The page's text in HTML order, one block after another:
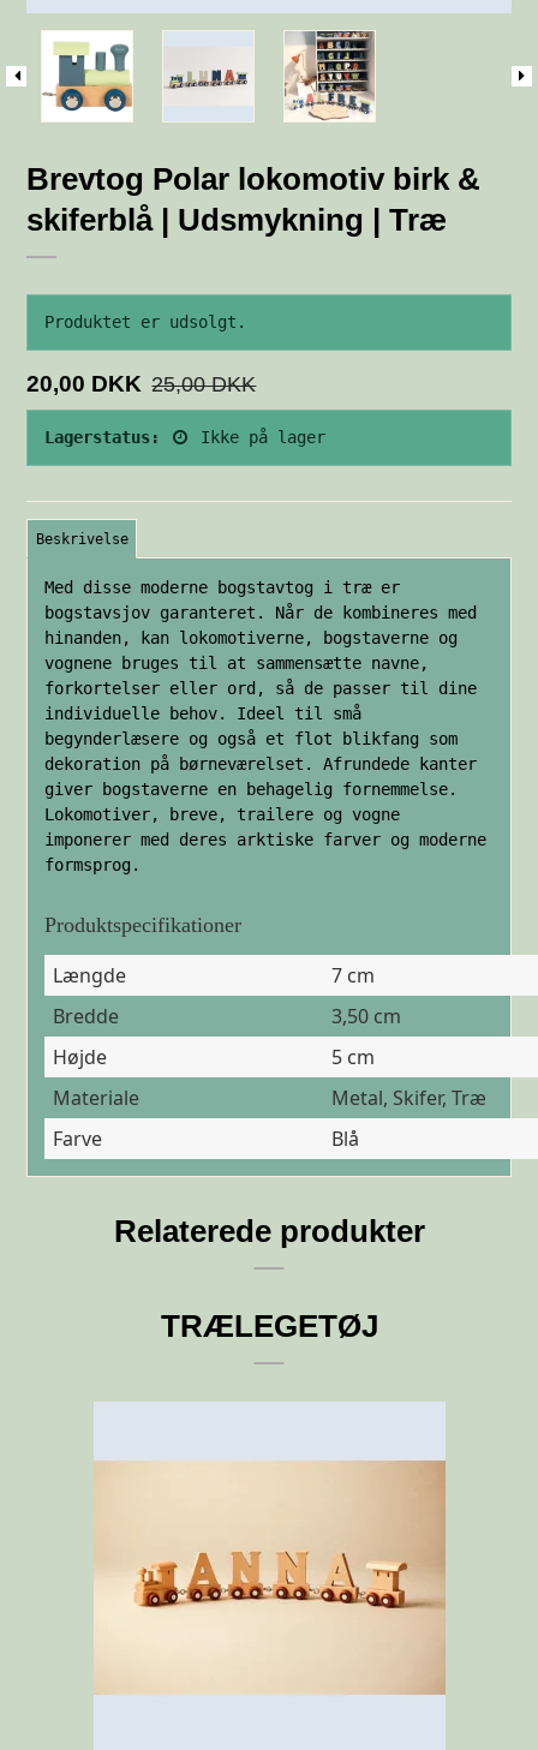
Brevtog Polar lokomotiv birk &
skiferblå | Udsmykning | Træ
Produktet er udsolgt.
20,00 DKK 25,00 DKK
Lagerstatus: Ikke på lager
Beskrivelse
Med disse moderne bogstavtog i træ er
bogstavsjov garanteret. Når de kombineres med
hinanden, kan lokomotiverne, bogstaverne og
vognene bruges til at sammensætte navne,
forkortelser eller ord, så de passer til dine
individuelle behov. Ideel til små
begynderlæsere og også et flot blikfang som
dekoration på børneværelset. Afrundede kanter
giver bogstaverne en behagelig fornemmelse.
Lokomotiver, breve, trailere og vogne
imponerer med deres arktiske farver og moderne
formsprog.
Produktspecifikationer
Længde
7 cm
Bredde
3,50 cm
Højde
5 cm
Materiale
Metal, Skifer, Træ
Farve
Blå
Relaterede produkter
TRÆLEGETØJ